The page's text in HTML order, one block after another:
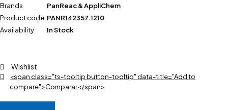
Brands
PanReac & AppliChem
Product code PANR142357.1210
Availability
In Stock
Wishlist
<span class="ts-tooltip button-tooltip" data-title="Add to
compare">Comparar</span>